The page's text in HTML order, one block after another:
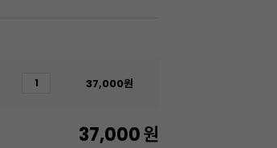
37,000원
37,000원